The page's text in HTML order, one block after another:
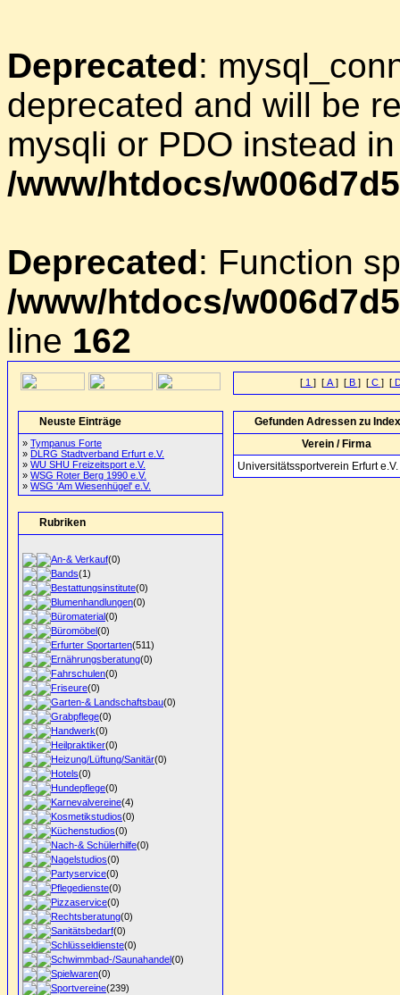
Deprecated:
deprecated and will be
mysqli or PDO instead in
/www/htdocs/
Deprecated: Function
/www/htdocs/
line 162
Neuste Einträge
» Tympanus Forte
» DLRG Stadtverband Erfurt e.V.
» WU SHU Freizeitsport e.V.
» WSG Roter Berg 1990 e.V.
» WSG 'Am Wiesenhügel' e.V.
Rubriken
An-& Verkauf(0)
Bands(1)
Bestattungsinstitute(0)
Blumenhandlungen(0)
Büromaterial(0)
Büromöbel(0)
Erfurter Sportarten(511)
Ernährungsberatung(0)
Fahrschulen(0)
Friseure(0)
Garten-& Landschaftsbau(0)
Grabpflege(0)
Handwerk(0)
Heilpraktiker(0)
Heizung/Lüftung/Sanitär(0)
Hotels(0)
Hundepflege(0)
Karnevalvereine(4)
Kosmetikstudios(0)
Küchenstudios(0)
Nach-& Schülerhilfe(0)
Nagelstudios(0)
Partyservice(0)
Pflegedienste(0)
Pizzaservice(0)
Rechtsberatung(0)
Sanitätsbedarf(0)
Schlüsseldienste(0)
Schwimmbad-/Saunahandel(0)
Spielwaren(0)
Sportvereine(239)
[1 ] [A ] [B ] [C ] [
Gefunden Adressen zu
Verein / Firma
Universitätssportverein Erfurt e.V.